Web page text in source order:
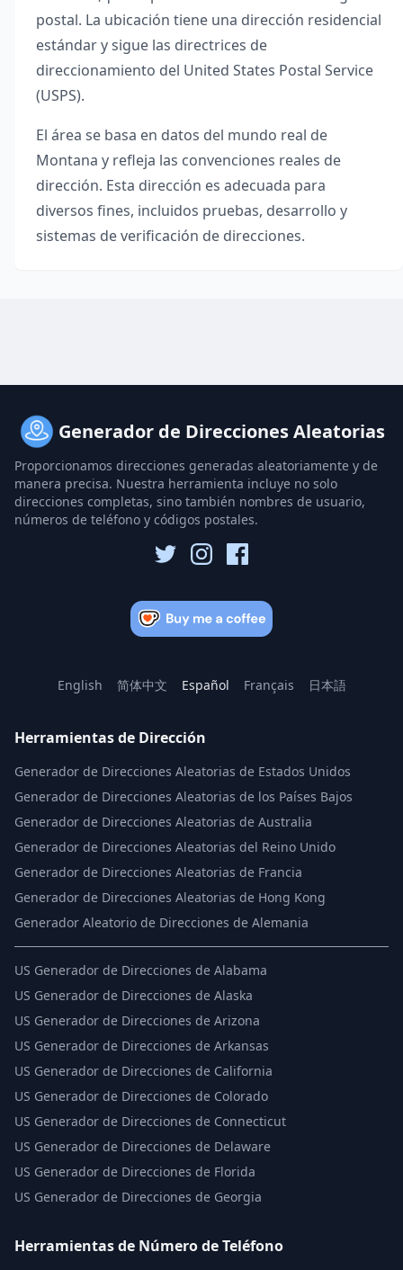
postal. La ubicación tiene una dirección residencial
estándar y sigue las directrices de
direccionamiento del United States Postal Service
(USPS).
El área se basa en datos del mundo real de
Montana y refleja las convenciones reales de
dirección. Esta dirección es adecuada para
diversos fines, incluidos pruebas, desarrollo y
sistemas de verificación de direcciones.
Generador de Direcciones Aleatorias
Proporcionamos direcciones generadas aleatoriamente y de
manera precisa. Nuestra herramienta incluye no solo
direcciones completas, sino también nombres de usuario,
números de teléfono y códigos postales.
English 简体中文 Español Français 日本語
Herramientas de Dirección
Generador de Direcciones Aleatorias de Estados Unidos
Generador de Direcciones Aleatorias de los Países Bajos
Generador de Direcciones Aleatorias de Australia
Generador de Direcciones Aleatorias del Reino Unido
Generador de Direcciones Aleatorias de Francia
Generador de Direcciones Aleatorias de Hong Kong
Generador Aleatorio de Direcciones de Alemania
US Generador de Direcciones de Alabama
US Generador de Direcciones de Alaska
US Generador de Direcciones de Arizona
US Generador de Direcciones de Arkansas
US Generador de Direcciones de California
US Generador de Direcciones de Colorado
US Generador de Direcciones de Connecticut
US Generador de Direcciones de Delaware
US Generador de Direcciones de Florida
US Generador de Direcciones de Georgia
Herramientas de Número de Teléfono